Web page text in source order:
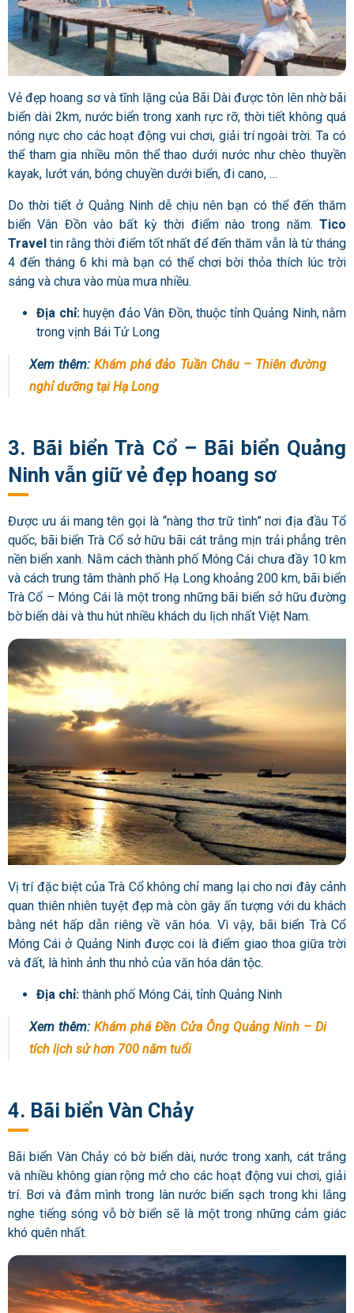
Vẻ đẹp hoang sơ và tĩnh lặng của Bãi Dài được tôn lên nhờ bãi
biển dài 2km, nước biển trong xanh rực rỡ, thời tiết không quá
nóng nực cho các hoạt động vui chơi, giải trí ngoài trời. Ta có
thể tham gia nhiều môn thể thao dưới nước như chèo thuyền
kayak, lướt ván, bóng chuyền dưới biển, đi cano, …
Do thời tiết ở Quảng Ninh dễ chịu nên bạn có thể đến thăm
biển Vân Đồn vào bất kỳ thời điểm nào trong năm. Tico
Travel tin rằng thời điểm tốt nhất để đến thăm vẫn là từ tháng
4 đến tháng 6 khi mà bạn có thể chơi bời thỏa thích lúc trời
sáng và chưa vào mùa mưa nhiều.
Địa chỉ:huyện đảo Vân Đồn, thuộc tỉnh Quảng Ninh, nằm
trong vịnh Bái Tử Long
Xem thêm:Khám phá đảo Tuần Châu – Thiên đường
nghỉ dưỡng tại Hạ Long
3. Bãi biển Trà Cổ – Bãi biển Quảng
Ninh vẫn giữ vẻ đẹp hoang sơ
Được ưu ái mang tên gọi là “nàng thơ trữ tình” nơi địa đầu Tổ
quốc, bãi biển Trà Cổ sở hữu bãi cát trắng mịn trải phẳng trên
nền biển xanh. Nằm cách thành phố Móng Cái chưa đầy 10 km
và cách trung tâm thành phố Hạ Long khoảng 200 km, bãi biển
Trà Cổ – Móng Cái là một trong những bãi biển sở hữu đường
bờ biển dài và thu hút nhiều khách du lịch nhất Việt Nam.
Vị trí đặc biệt của Trà Cổ không chỉ mang lại cho nơi đây cảnh
quan thiên nhiên tuyệt đẹp mà còn gây ấn tượng với du khách
bằng nét hấp dẫn riêng về văn hóa. Vì vậy, bãi biển Trà Cổ
Móng Cái ở Quảng Ninh được coi là điểm giao thoa giữa trời
và đất, là hình ảnh thu nhỏ của văn hóa dân tộc.
Địa chỉ: thành phố Móng Cái, tỉnh Quảng Ninh
Xem thêm: Khám phá Đền Cửa Ông Quảng Ninh – Di
tích lịch sử hơn 700 năm tuổi
4. Bãi biển Vàn Chảy
Bãi biển Vàn Chảy có bờ biển dài, nước trong xanh, cát trắng
và nhiều không gian rộng mở cho các hoạt động vui chơi, giải
trí. Bơi và đắm mình trong làn nước biển sạch trong khi lắng
nghe tiếng sóng vỗ bờ biển sẽ là một trong những cảm giác
khó quên nhất.